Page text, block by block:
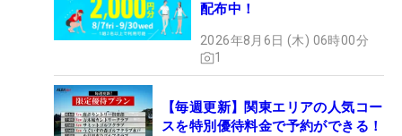
配布中！
2026年8月6日 (木) 06時00分
1
【毎週更新】関東エリアの人気コー
スを特別優待料金で予約ができる！